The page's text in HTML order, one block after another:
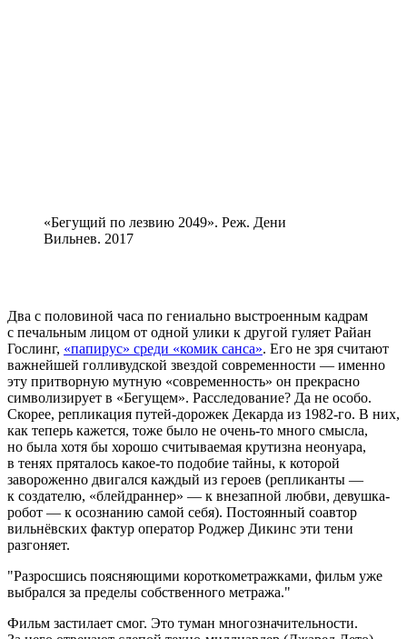
«Бегущий по лезвию 2049». Реж. Дени
Вильнев. 2017
Два с половиной часа по гениально выстроенным кадрам
с печальным лицом от одной улики к другой гуляет Райан
Гослинг, «папирус» среди «комик санса». Его не зря считают
важнейшей голливудской звездой современности — именно
эту притворную мутную «современность» он прекрасно
символизирует в «Бегущем». Расследование? Да не особо.
Скорее, репликация путей-дорожек Декарда из 1982-го. В них,
как теперь кажется, тоже было не очень-то много смысла,
но была хотя бы хорошо считываемая крутизна неонуара,
в тенях пряталось какое-то подобие тайны, к которой
завороженно двигался каждый из героев (репликанты —
к создателю, «блейдраннер» — к внезапной любви, девушка-
робот — к осознанию самой себя). Постоянный соавтор
вильнёвских фактур оператор Роджер Дикинс эти тени
разгоняет.
Разросшись поясняющими короткометражками, фильм уже
выбрался за пределы собственного метража.
Фильм застилает смог. Это туман многозначительности.